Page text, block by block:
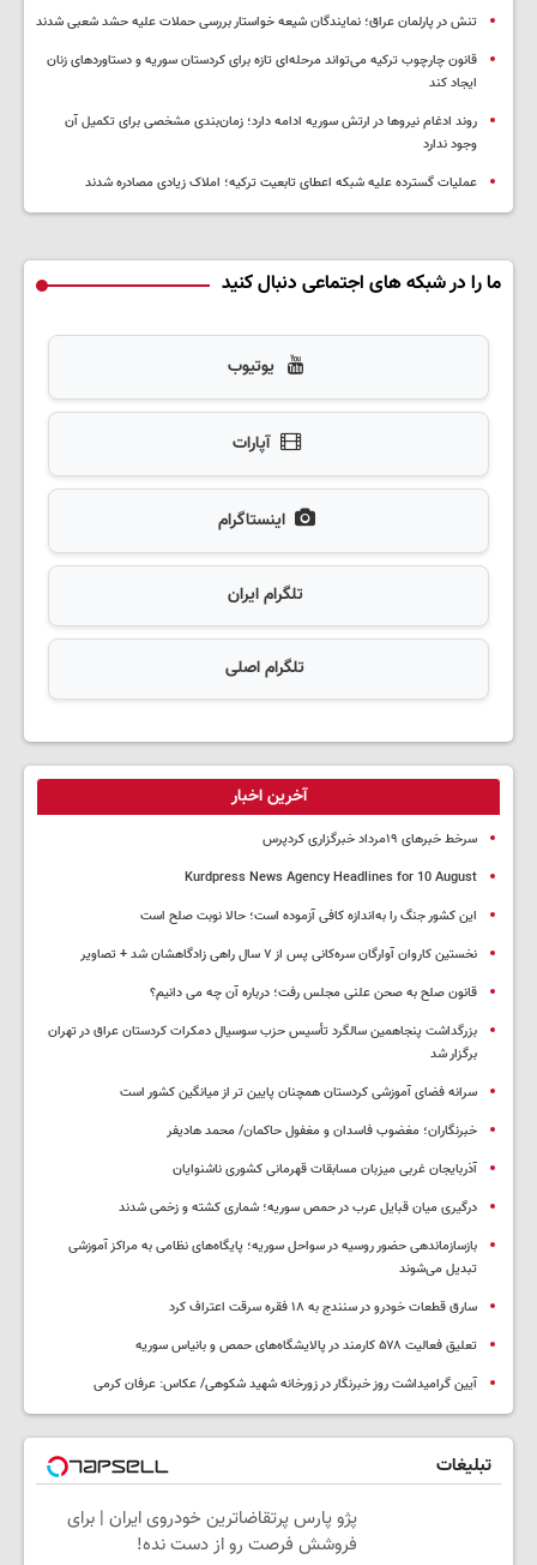
تنش در پارلمان عراق؛ نمایندگان شیعه خواستار بررسی حملات علیه حشد شعبی شدند
قانون چارچوب ترکیه می‌تواند مرحله‌ای تازه برای کردستان سوریه و دستاوردهای زنان
ایجاد کند
روند ادغام نیروها در ارتش سوریه ادامه دارد؛ زمان‌بندی مشخصی برای تکمیل آن
وجود ندارد
عملیات گسترده علیه شبکه اعطای تابعیت ترکیه؛ املاک زیادی مصادره شدند
ما را در شبکه های اجتماعی دنبال کنید
یوتیوب
آپارات
اینستاگرام
تلگرام ایران
تلگرام اصلی
آخرین اخبار
سرخط خبرهای ۱۹مرداد خبرگزاری کردپرس
Kurdpress News Agency Headlines for 10 August
این کشور جنگ را به‌اندازه کافی آزموده است؛ حالا نوبت صلح است
نخستین کاروان آوارگان سره‌کانی پس از ۷ سال راهی زادگاهشان شد + تصاویر
قانون صلح به صحن علنی مجلس رفت؛ درباره آن چه می دانیم؟
بزرگداشت پنجاهمین سالگرد تأسیس حزب سوسیال دمکرات کردستان عراق در تهران
برگزار شد
سرانه فضای آموزشی کردستان همچنان پایین تر از میانگین کشور است
خبرنگاران؛ مغضوب فاسدان و مغفول حاکمان/ محمد هادیفر
آذربایجان غربی میزبان مسابقات قهرمانی کشوری ناشنوایان
درگیری میان قبایل عرب در حمص سوریه؛ شماری کشته و زخمی شدند
بازسازماندهی حضور روسیه در سواحل سوریه؛ پایگاه‌های نظامی به مراکز آموزشی
تبدیل می‌شوند
سارق قطعات خودرو در سنندج به ۱۸ فقره سرقت اعتراف کرد
تعلیق فعالیت ۵۷۸ کارمند در پالایشگاه‌های حمص و بانیاس سوریه
آیین گرامیداشت روز خبرنگار در زورخانه شهید شکوهی/ عکاس: عرفان کرمی
تبلیغات
پژو پارس پرتقاضاترین خودروی ایران | برای
فروشش فرصت رو از دست نده!